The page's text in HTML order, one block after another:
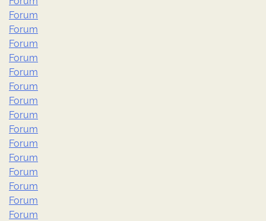
Forum
Forum
Forum
Forum
Forum
Forum
Forum
Forum
Forum
Forum
Forum
Forum
Forum
Forum
Forum